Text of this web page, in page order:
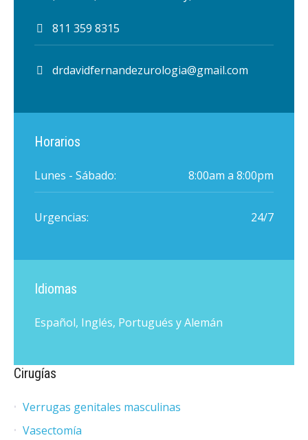
811 359 8315
drdavidfernandezurologia@gmail.com
Horarios
Lunes - Sábado: 8:00am a 8:00pm
Urgencias: 24/7
Idiomas
Español, Inglés, Portugués y Alemán
Cirugías
Verrugas genitales masculinas
Vasectomía